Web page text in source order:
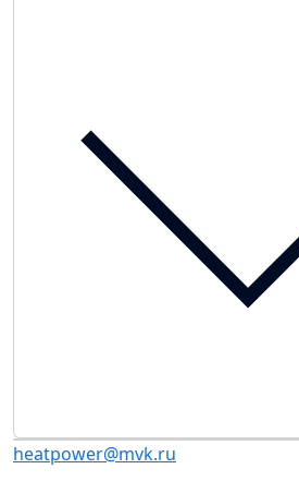
heatpower@mvk.ru